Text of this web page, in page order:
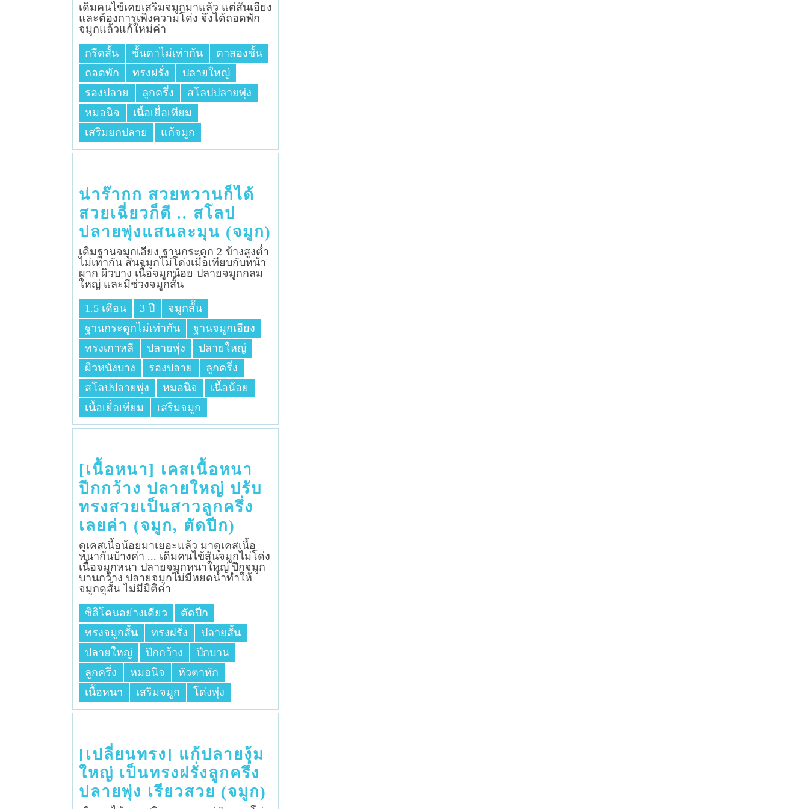
เดิมคนไข้เคยเสริมจมูกมาแล้ว แต่สันเอียง
และต้องการเพิ่งความโด่ง จึงได้ถอดพัก
จมูกแล้วแก้ใหม่ค่า
กรีดสั้น
ชั้นตาไม่เท่ากัน
ตาสองชั้น
ถอดพัก
ทรงฝรั่ง
ปลายใหญ่
รองปลาย
ลูกครึ่ง
สโลปปลายพุ่ง
หมอนิจ
เนื้อเยื่อเทียม
เสริมยกปลาย
แก้จมูก
น่าร๊ากก สวยหวานก็ได้
สวยเฉี่ยวก็ดี .. สโลป
ปลายพุ่งแสนละมุน (จมูก)
เดิมฐานจมูก​เอียง​ ฐานกระดูก​ 2 ข้างสูงต่ำ
ไม่เท่ากัน​ สันจมูก​ไม่โด่งเมื่อเทียบกับหน้า
ผาก​ ผิวบาง​ เนื้อจมูก​น้อย​ ปลายจมูก​กลม
ใหญ่​ และมีช่วงจมูก​สั้น​
1.5 เดือน
3 ปี
จมูกสั้น
ฐานกระดูกไม่เท่ากัน
ฐานจมูกเอียง
ทรงเกาหลี
ปลายพุ่ง
ปลายใหญ่
ผิวหนังบาง
รองปลาย
ลูกครึ่ง
สโลปปลายพุ่ง
หมอนิจ
เนื้อน้อย
เนื้อเยื่อเทียม
เสริมจมูก
[เนื้อหนา] เคสเนื้อหนา
ปีกกว้าง ปลายใหญ่ ปรับ
ทรงสวยเป็นสาวลูกครึ่ง
เลยค่า (จมูก, ตัดปีก)
ดูเคสเนื้อน้อยมาเยอะแล้ว มาดูเคสเนื้อ
หนากันบ้างค่า ... เดิม​คนไข้สันจมูก​ไม่โด่ง​
เนื้อจมูก​หนา​ ปลายจมูก​หนาใหญ่​ ปีกจมูก​
บาน​กว้าง​ ปลายจมูก​ไม่มีหยดน้ำทำให้
จมูก​ดู​สั้น​ ไม่มีมิติค่า
ซิลิโคนอย่างเดียว
ตัดปีก
ทรงจมูกสั้น
ทรงฝรั่ง
ปลายสั้น
ปลายใหญ่
ปีกกว้าง
ปีกบาน
ลูกครึ่ง
หมอนิจ
หัวตาหัก
เนื้อหนา
เสริมจมูก โด่งพุ่ง
[เปลี่ยนทรง] แก้ปลายงุ้ม
ใหญ่ เป็นทรงฝรั่งลูกครึ่ง
ปลายพุ่ง เรียวสวย (จมูก)